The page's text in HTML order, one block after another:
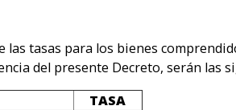
las tasas para los bienes
del presente Decreto, serán las
TASA